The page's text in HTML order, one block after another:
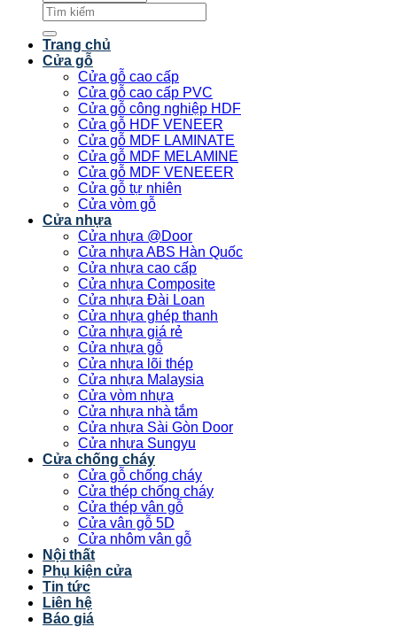
Tìm
kiếm:
Trang chủ
Cửa gỗ
Cửa gỗ cao cấp
Cửa gỗ cao cấp PVC
Cửa gỗ công nghiệp HDF
Cửa gỗ HDF VENEER
Cửa gỗ MDF LAMINATE
Cửa gỗ MDF MELAMINE
Cửa gỗ MDF VENEEER
Cửa gỗ tự nhiên
Cửa vòm gỗ
Cửa nhựa
Cửa nhựa @Door
Cửa nhựa ABS Hàn Quốc
Cửa nhựa cao cấp
Cửa nhựa Composite
Cửa nhựa Đài Loan
Cửa nhựa ghép thanh
Cửa nhựa giá rẻ
Cửa nhựa gỗ
Cửa nhựa lõi thép
Cửa nhựa Malaysia
Cửa vòm nhựa
Cửa nhựa nhà tắm
Cửa nhựa Sài Gòn Door
Cửa nhựa Sungyu
Cửa chống cháy
Cửa gỗ chống cháy
Cửa thép chống cháy
Cửa thép vân gỗ
Cửa vân gỗ 5D
Cửa nhôm vân gỗ
Nội thất
Phụ kiện cửa
Tin tức
Liên hệ
Báo giá